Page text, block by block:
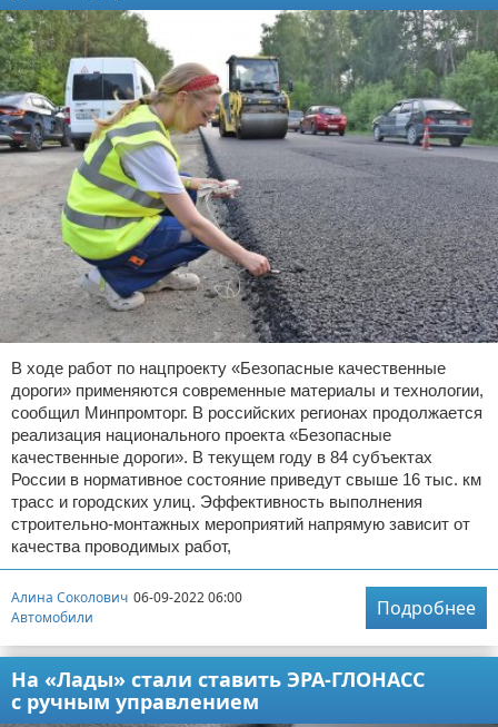
В ходе работ по нацпроекту «Безопасные качественные
дороги» применяются современные материалы и технологии,
сообщил Минпромторг. В российских регионах продолжается
реализация национального проекта «Безопасные
качественные дороги». В текущем году в 84 субъектах
России в нормативное состояние приведут свыше 16 тыс. км
трасс и городских улиц. Эффективность выполнения
строительно-монтажных мероприятий напрямую зависит от
качества проводимых работ,
Алина Соколович 06-09-2022 06:00
Автомобили
Подробнее
На «Лады» стали ставить ЭРА-ГЛОНАСС
с ручным управлением